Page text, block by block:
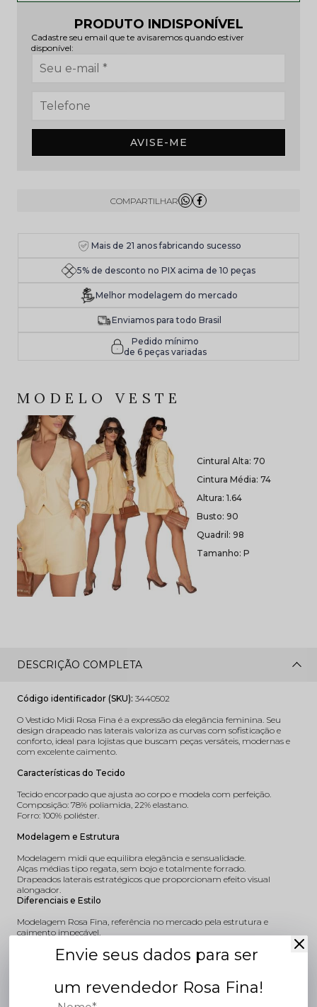
PRODUTO INDISPONÍVEL
Cadastre seu email que te avisaremos quando estiver
disponível:
AVISE-ME
Mais de 21 anos fabricando sucesso
5% de desconto no PIX acima de 10 peças
Melhor modelagem do mercado
Enviamos para todo Brasil
Pedido mínimo
de 6 peças variadas
MODELO VESTE
Cintural Alta: 70
Cintura Média: 74
Altura: 1.64
Busto: 90
Quadril: 98
Tamanho: P
DESCRIÇÃO COMPLETA
Código identificador (SKU): 3440502
O Vestido Midi Rosa Fina é a expressão da elegância feminina. Seu
design drapeado nas laterais valoriza as curvas com sofisticação e
conforto, ideal para lojistas que buscam peças versáteis, modernas e
com excelente caimento.
Características do Tecido
Tecido encorpado que ajusta ao corpo e modela com perfeição.
Composição: 78% poliamida, 22% elastano.
Forro: 100% poliéster.
Modelagem e Estrutura
Modelagem midi que equilibra elegância e sensualidade.
Alças médias tipo regata, sem bojo e totalmente forrado.
Drapeados laterais estratégicos que proporcionam efeito visual
alongador.
Diferenciais e Estilo
Modelagem Rosa Fina, referência no mercado pela estrutura e
caimento impecável.
Perfeita para produções elegantes, com toque moderno e feminino.
Ideal para eventos, coquetéis, confraternizações e momentos especiais.
Envie seus dados para ser
um revendedor Rosa Fina!